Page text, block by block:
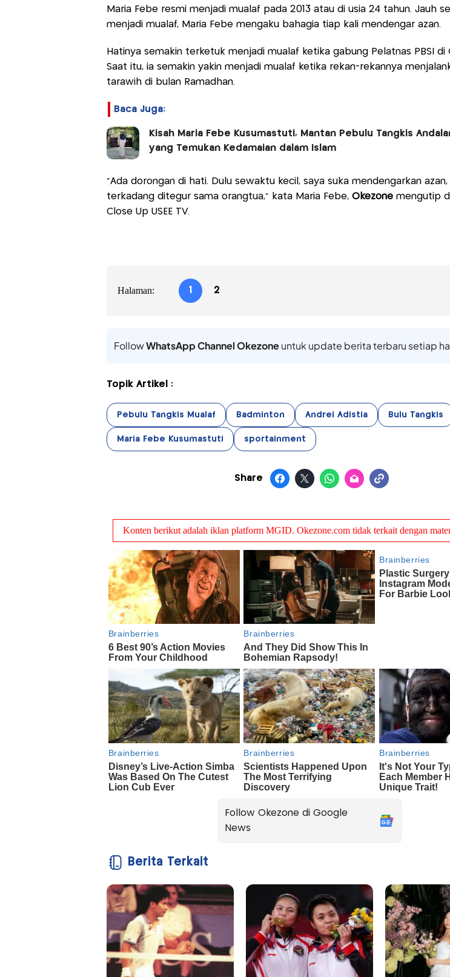
Maria Febe resmi menjadi mualaf pada 2013 atau di usia 24 tahun. Jauh
menjadi mualaf, Maria Febe mengaku bahagia tiap kali mendengar azan.
Hatinya semakin terketuk menjadi mualaf ketika gabung Pelatnas PBSI di
Saat itu, ia semakin yakin menjadi mualaf ketika rekan-rekannya
tarawih di bulan Ramadhan.
Baca Juga:
Kisah Maria Febe Kusumastuti, Mantan Pebulu Tangkis
yang Temukan Kedamaian dalam Islam
"Ada dorongan di hati. Dulu sewaktu kecil, saya suka mendengarkan azan,
terkadang ditegur sama orangtua,” kata Maria Febe, Okezone mengutip
Close Up USEE TV.
Halaman: 1 2
FollowWhatsApp Channel Okezoneuntuk update berita terbaru setiap
Topik Artikel :
Pebulu Tangkis Mualaf Badminton Andrei Adistia Bulu Tangkis
Maria Febe Kusumastuti sportainment
Share
Follow Okezone di Google
News
Berita Terkait